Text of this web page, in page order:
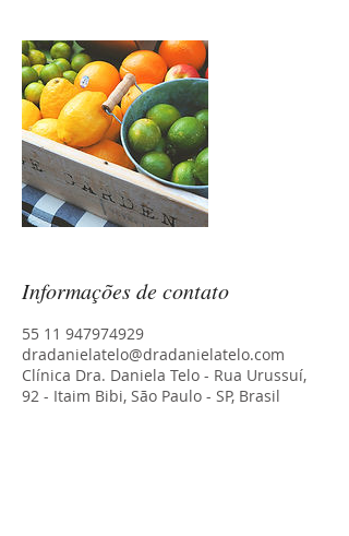
Informações de contato
55 11 947974929
dradanielatelo@dradanielatelo.com
Clínica Dra. Daniela Telo - Rua Urussuí,
92 - Itaim Bibi, São Paulo - SP, Brasil